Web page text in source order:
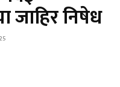
जाहिर निषेध